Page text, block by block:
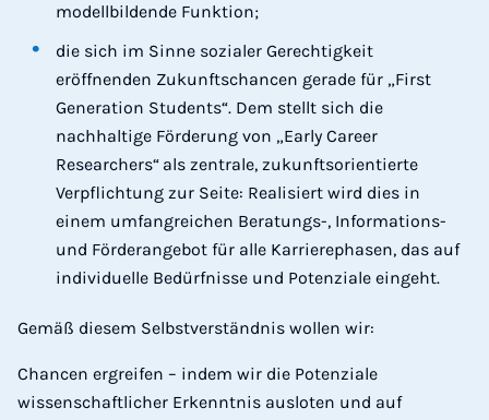
modellbildende Funktion;
die sich im Sinne sozialer Gerechtigkeit
eröffnenden Zukunftschancen gerade für „First
Generation Students“. Dem stellt sich die
nachhaltige Förderung von „Early Career
Researchers“ als zentrale, zukunftsorientierte
Verpflichtung zur Seite: Realisiert wird dies in
einem umfangreichen Beratungs-, Informations-
und Förderangebot für alle Karrierephasen, das auf
individuelle Bedürfnisse und Potenziale eingeht.
Gemäß diesem Selbstverständnis wollen wir:
Chancen ergreifen – indem wir die Potenziale
wissenschaftlicher Erkenntnis ausloten und auf